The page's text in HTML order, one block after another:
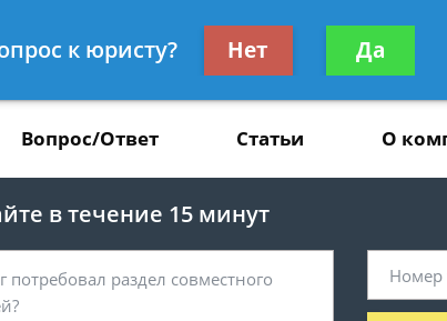
Получите консультацию
бесплатно
Вопрос/Ответ Статьи О
в течение 15 минут
к юристу? Нет Да